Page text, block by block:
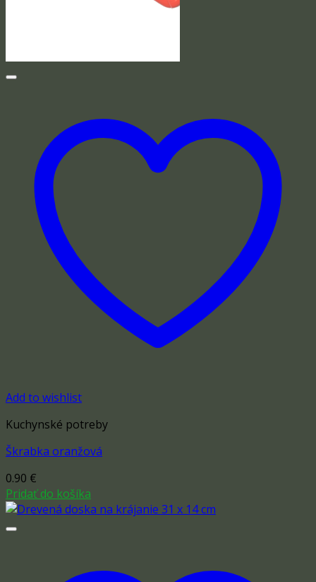
Add to wishlist
Kuchynské potreby
Škrabka oranžová
0.90 €
Pridať do košíka